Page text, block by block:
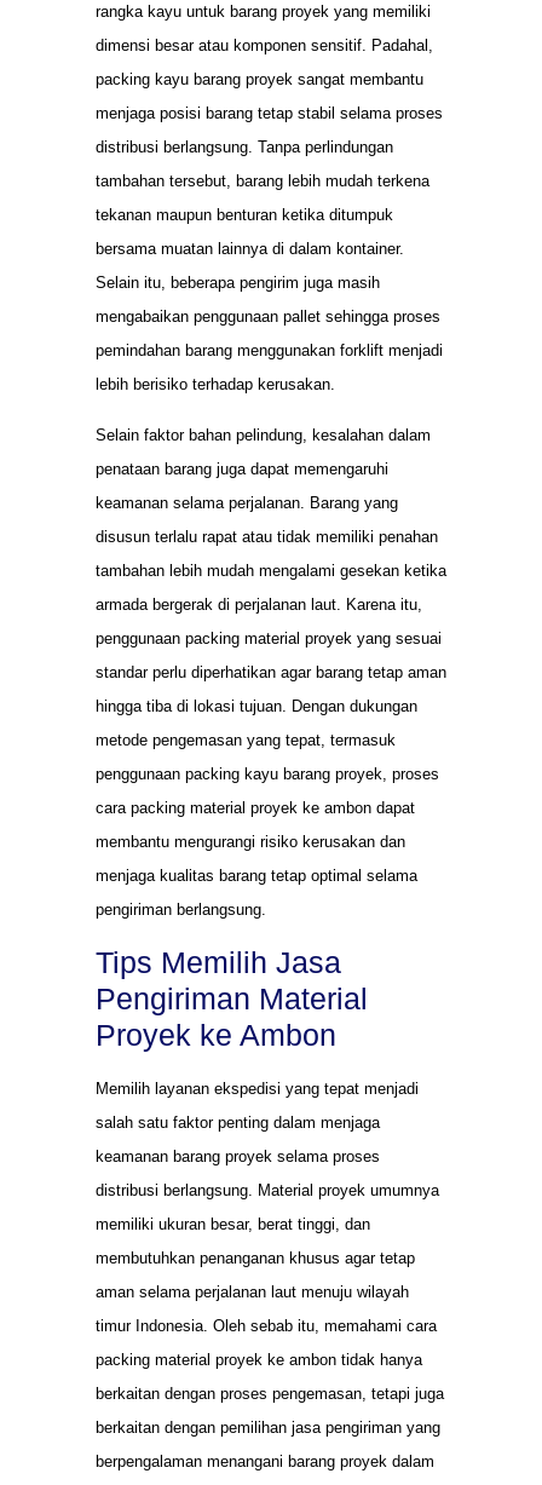
rangka kayu untuk barang proyek yang memiliki
dimensi besar atau komponen sensitif. Padahal,
packing kayu barang proyek sangat membantu
menjaga posisi barang tetap stabil selama proses
distribusi berlangsung. Tanpa perlindungan
tambahan tersebut, barang lebih mudah terkena
tekanan maupun benturan ketika ditumpuk
bersama muatan lainnya di dalam kontainer.
Selain itu, beberapa pengirim juga masih
mengabaikan penggunaan pallet sehingga proses
pemindahan barang menggunakan forklift menjadi
lebih berisiko terhadap kerusakan.
Selain faktor bahan pelindung, kesalahan dalam
penataan barang juga dapat memengaruhi
keamanan selama perjalanan. Barang yang
disusun terlalu rapat atau tidak memiliki penahan
tambahan lebih mudah mengalami gesekan ketika
armada bergerak di perjalanan laut. Karena itu,
penggunaan packing material proyek yang sesuai
standar perlu diperhatikan agar barang tetap aman
hingga tiba di lokasi tujuan. Dengan dukungan
metode pengemasan yang tepat, termasuk
penggunaan packing kayu barang proyek, proses
cara packing material proyek ke ambon dapat
membantu mengurangi risiko kerusakan dan
menjaga kualitas barang tetap optimal selama
pengiriman berlangsung.
Tips Memilih Jasa
Pengiriman Material
Proyek ke Ambon
Memilih layanan ekspedisi yang tepat menjadi
salah satu faktor penting dalam menjaga
keamanan barang proyek selama proses
distribusi berlangsung. Material proyek umumnya
memiliki ukuran besar, berat tinggi, dan
membutuhkan penanganan khusus agar tetap
aman selama perjalanan laut menuju wilayah
timur Indonesia. Oleh sebab itu, memahami cara
packing material proyek ke ambon tidak hanya
berkaitan dengan proses pengemasan, tetapi juga
berkaitan dengan pemilihan jasa pengiriman yang
berpengalaman menangani barang proyek dalam